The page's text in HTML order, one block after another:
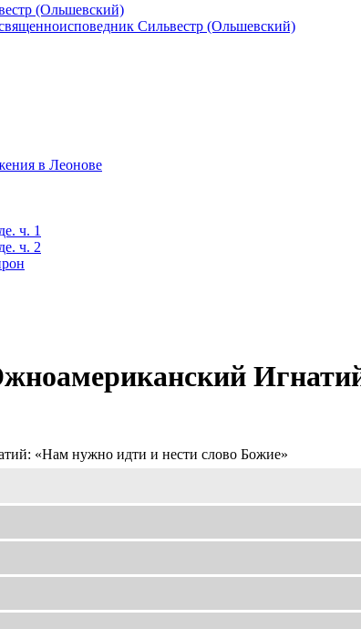
(Ольшевский)
Сильвестр (Ольшевский)
в Леонове
ч. 1
ч. 2
«Нам нужно идти и нести слово Божие»